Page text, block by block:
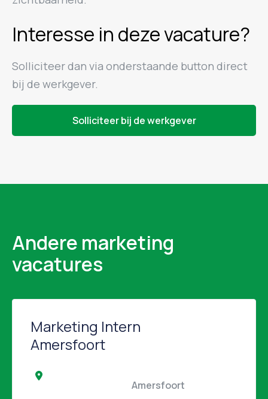
Interesse in deze vacature?
Solliciteer dan via onderstaande button direct
bij de werkgever.
Solliciteer bij de werkgever
Andere marketing
vacatures
Marketing Intern
Amersfoort